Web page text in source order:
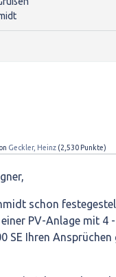
Geckler, Heinz (2,530 Punkte)
schon
PV-Anlage mit 4
SE Ihren Ansprüchen